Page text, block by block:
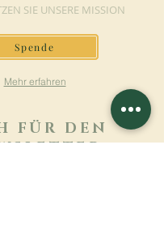
SIE UNSERE MISSION
Spende
Mehr erfahren
FÜR DEN